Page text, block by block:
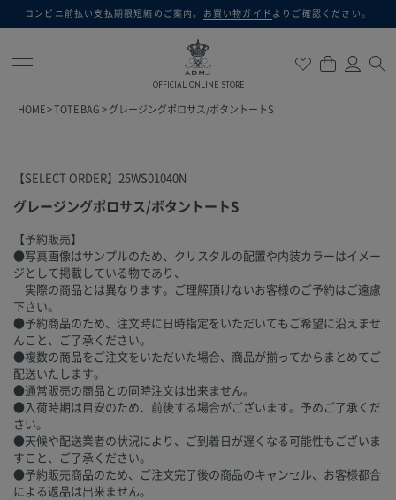
コンビニ前払い支払期限短縮のご案内。 お買い物ガイド よりご確認ください。
OFFICIAL ONLINE STORE
検索
HOME TOTE BAG グレージングポロサス/ボタントートS
【SELECT ORDER】25WS01040N
グレージングポロサス/ボタントートS
【予約販売】
●写真画像はサンプルのため、クリスタルの配置や内装カラーはイメー
ジとして掲載している物であり、
実際の商品とは異なります。ご理解頂けないお客様のご予約はご遠慮
下さい。
●予約商品のため、注文時に日時指定をいただいてもご希望に沿えませ
んこと、ご了承ください。
●複数の商品をご注文をいただいた場合、商品が揃ってからまとめてご
配送いたします。
●通常販売の商品との同時注文は出来ません。
●入荷時期は目安のため、前後する場合がございます。予めご了承くだ
さい。
●天候や配送業者の状況により、ご到着日が遅くなる可能性もございま
すこと、ご了承ください。
●予約販売商品のため、ご注文完了後の商品のキャンセル、お客様都合
による返品は出来ません。